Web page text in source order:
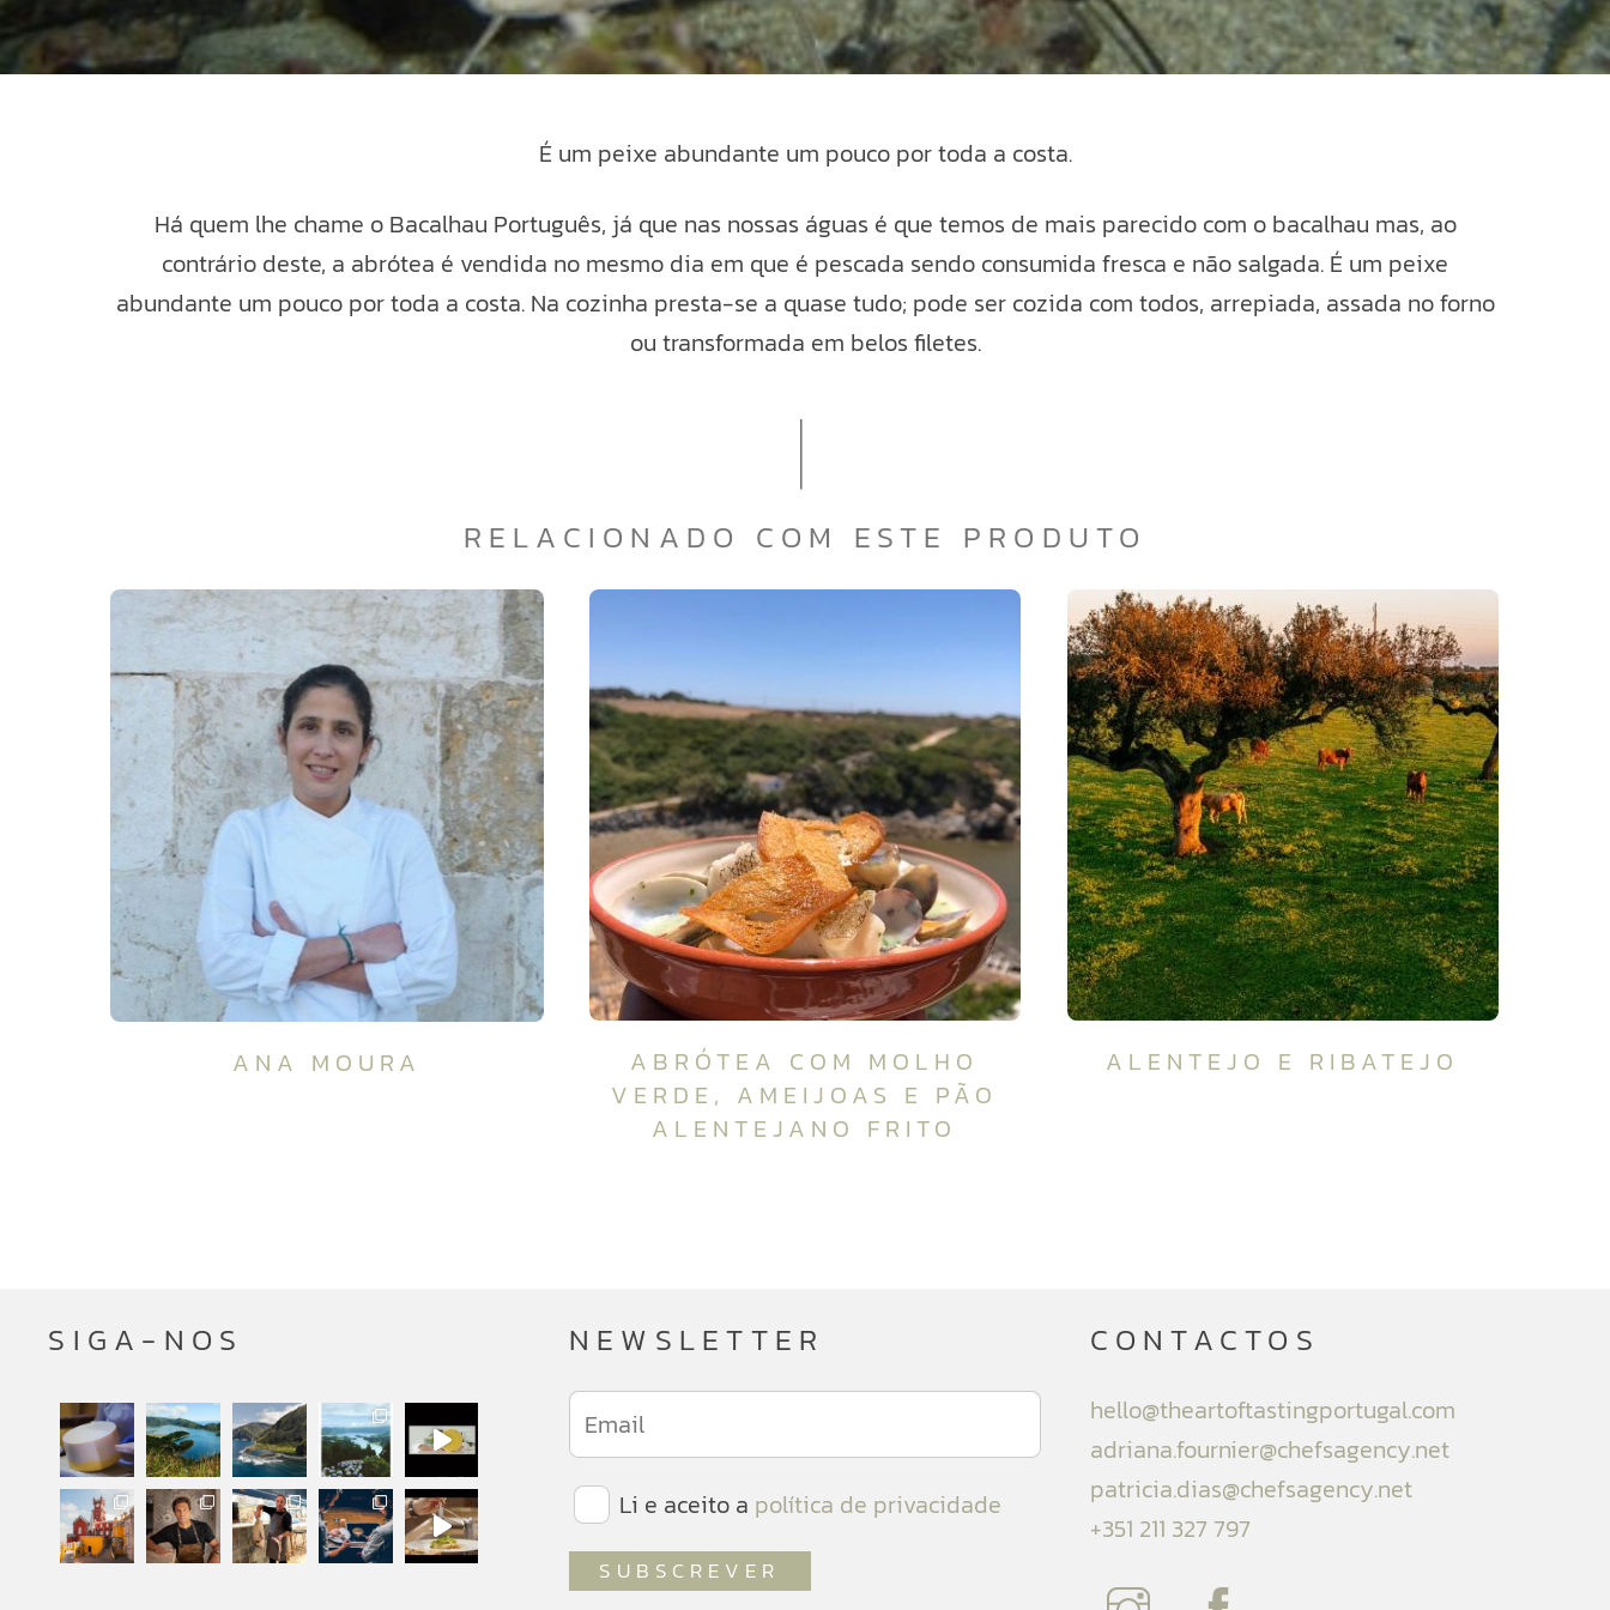
É um peixe abundante um pouco por toda a costa.
Há quem lhe chame o Bacalhau Português, já que nas nossas águas é que temos de mais parecido com o bacalhau mas, ao
contrário deste, a abrótea é vendida no mesmo dia em que é pescada sendo consumida fresca e não salgada. É um peixe
abundante um pouco por toda a costa. Na cozinha presta-se a quase tudo; pode ser cozida com todos, arrepiada, assada no forno
ou transformada em belos filetes.
RELACIONADO COM ESTE PRODUTO
ANA MOURA
ABRÓTEA COM MOLHO
VERDE, AMEIJOAS E PÃO
ALENTEJANO FRITO
ALENTEJO E RIBATEJO
SIGA-NOS NEWSLETTER
Li e aceito a política de privacidade
CONTACTOS
hello@theartoftastingportugal.com
adriana.fournier@chefsagency.net
patricia.dias@chefsagency.net
+351 211 327 797